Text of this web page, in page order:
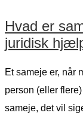
Hvad er
juridisk
Et sameje er, når
person (eller
sameje, det vil